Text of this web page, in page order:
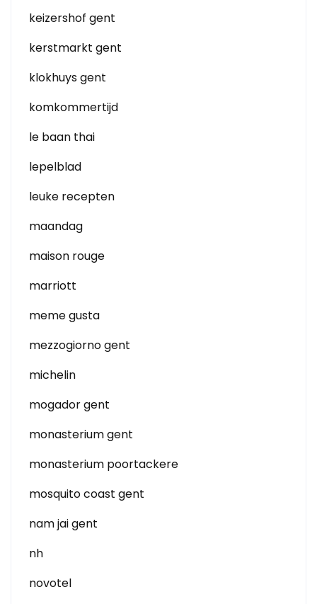
keizershof gent
kerstmarkt gent
klokhuys gent
komkommertijd
le baan thai
lepelblad
leuke recepten
maandag
maison rouge
marriott
meme gusta
mezzogiorno gent
michelin
mogador gent
monasterium gent
monasterium poortackere
mosquito coast gent
nam jai gent
nh
novotel